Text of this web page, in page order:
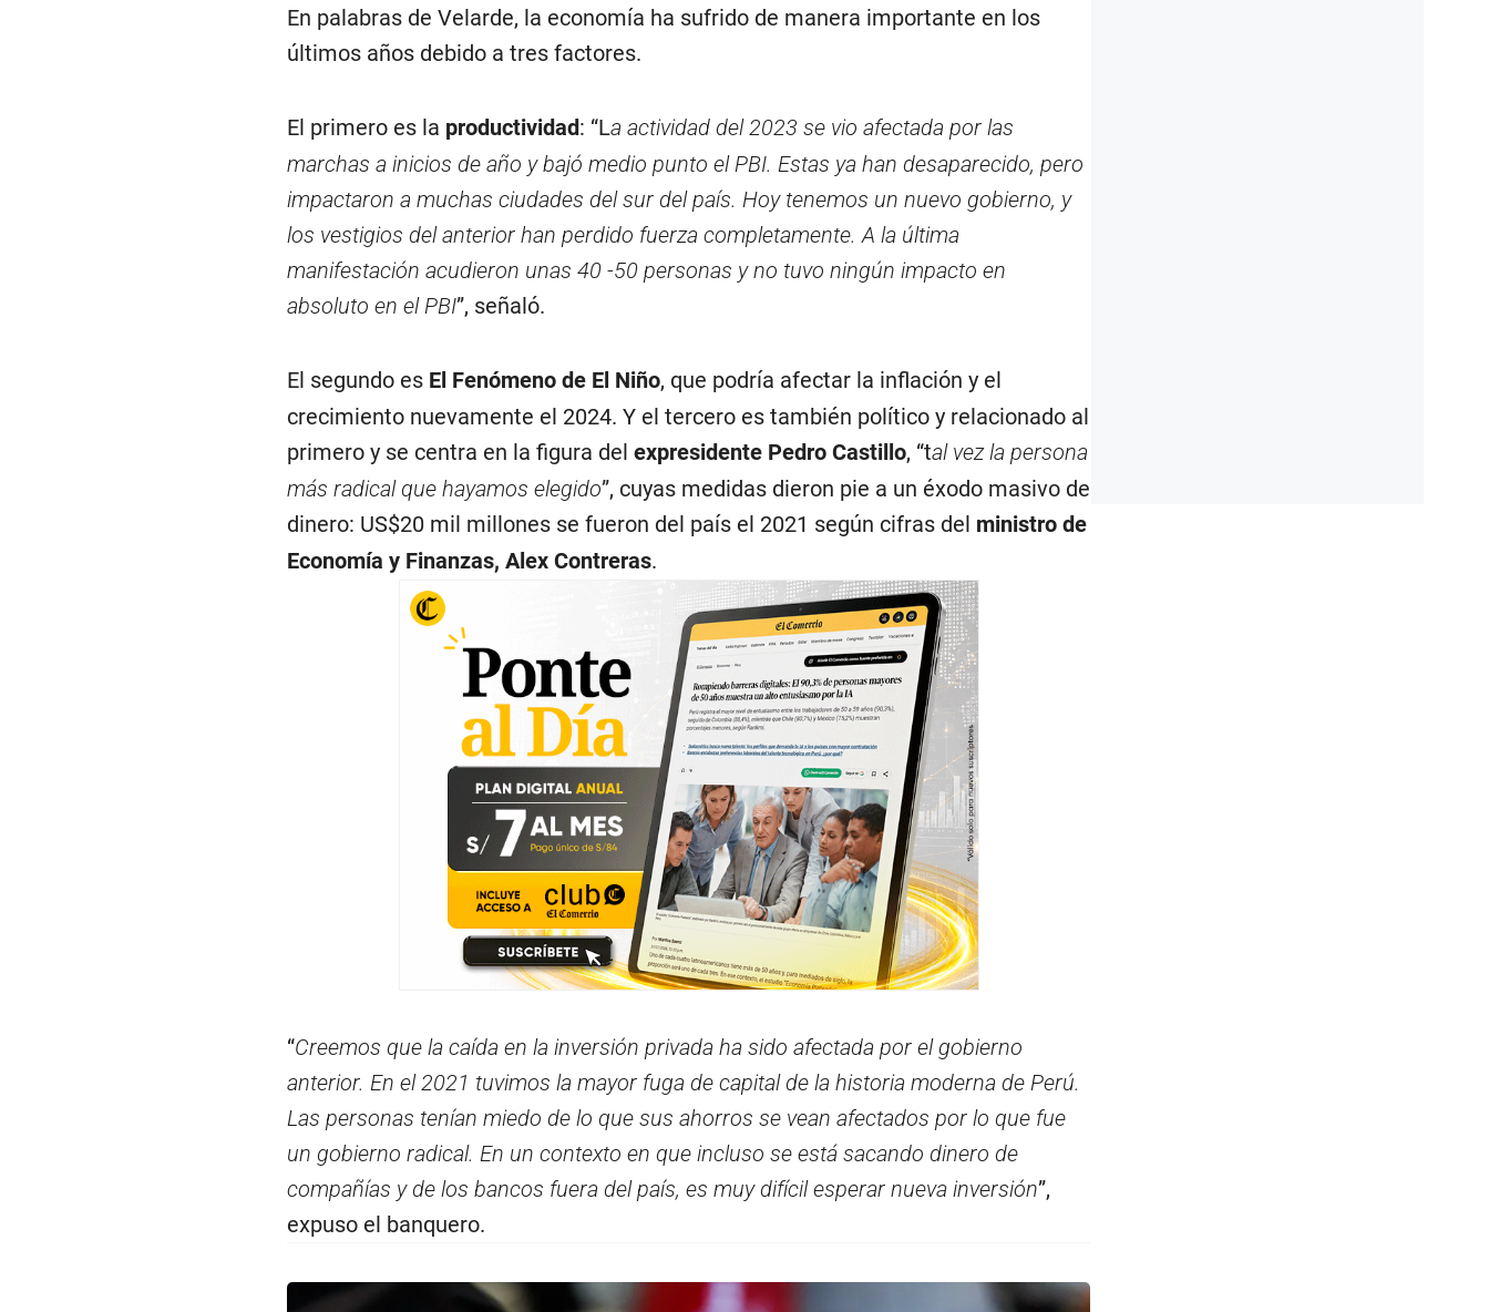
En palabras de Velarde, la economía ha sufrido de manera importante en los
últimos años debido a tres factores.
El primero es la productividad: “La actividad del 2023 se vio afectada por las
marchas a inicios de año y bajó medio punto el PBI. Estas ya han desaparecido, pero
impactaron a muchas ciudades del sur del país. Hoy tenemos un nuevo gobierno, y
los vestigios del anterior han perdido fuerza completamente. A la última
manifestación acudieron unas 40 -50 personas y no tuvo ningún impacto en
absoluto en el PBI”, señaló.
El segundo es El Fenómeno de El Niño, que podría afectar la inflación y el
crecimiento nuevamente el 2024. Y el tercero es también político y relacionado al
primero y se centra en la figura del expresidente Pedro Castillo, “tal vez la persona
más radical que hayamos elegido”, cuyas medidas dieron pie a un éxodo masivo de
dinero: US$20 mil millones se fueron del país el 2021 según cifras del ministro de
Economía y Finanzas, Alex Contreras.
“Creemos que la caída en la inversión privada ha sido afectada por el gobierno
anterior. En el 2021 tuvimos la mayor fuga de capital de la historia moderna de Perú.
Las personas tenían miedo de lo que sus ahorros se vean afectados por lo que fue
un gobierno radical. En un contexto en que incluso se está sacando dinero de
compañías y de los bancos fuera del país, es muy difícil esperar nueva inversión”,
expuso el banquero.